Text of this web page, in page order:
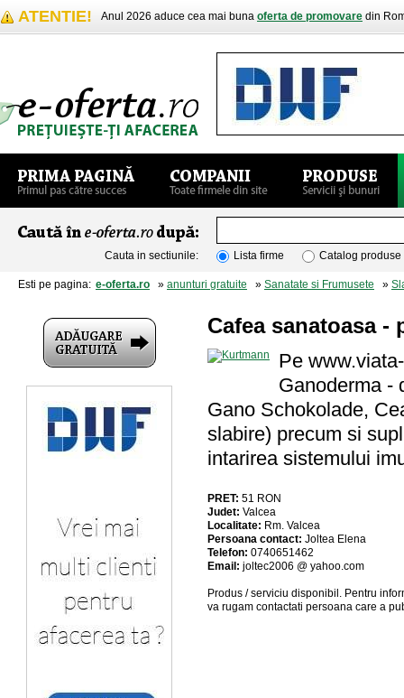
ATENTIE! Anul 2026 aduce cea mai buna oferta de promovare din
Cauta in sectiunile: Lista firme Catalog produse
Esti pe pagina: e-oferta.ro » anunturi gratuite » Sanatate si Frumusete »
Cafea sanatoasa -
Pe
Ganoderma -
Gano Schokolade,
slabire) precum si
intarirea sistemului
PRET: 51 RON
Judet: Valcea
Localitate: Rm. Valcea
Persoana contact: Joltea Elena
Telefon: 0740651462
Email: joltec2006 @ yahoo.com
Produs / serviciu disponibil . Pentru
va rugam contactati persoana care a